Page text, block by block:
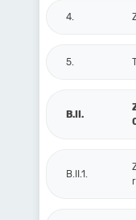
4.
5.
B.II.
B.II.1.